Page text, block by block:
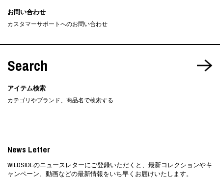
お問い合わせ
カスタマーサポートへのお問い合わせ
Search
アイテム検索
カテゴリやブランド、商品名で検索する
News Letter
WILDSIDEのニュースレターにご登録いただくと、最新コレクションやキ
ャンペーン、動画などの最新情報をいち早くお届けいたします。